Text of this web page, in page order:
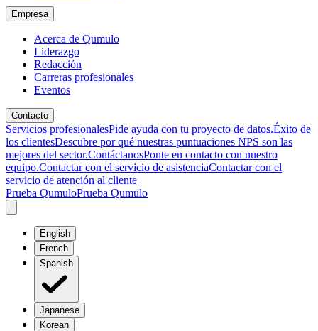
Empresa
Acerca de Qumulo
Liderazgo
Redacción
Carreras profesionales
Eventos
Contacto
Servicios profesionalesPide ayuda con tu proyecto de datos.Éxito de
los clientesDescubre por qué nuestras puntuaciones NPS son las
mejores del sector.ContáctanosPonte en contacto con nuestro
equipo.Contactar con el servicio de asistenciaContactar con el
servicio de atención al cliente
Prueba QumuloPrueba Qumulo
English
French
Spanish
Japanese
Korean